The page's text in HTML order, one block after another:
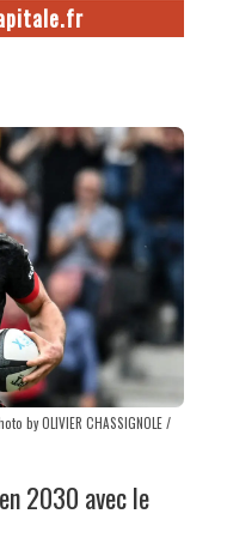
by OLIVIER CHASSIGNOLE /
2030 avec le